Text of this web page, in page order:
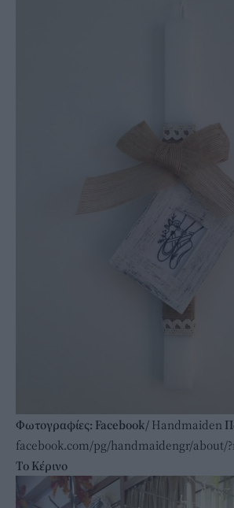
Φωτογραφίες: Facebook/ Handmaiden
facebook.com/pg/handmaidengr/about/
Τo Κέρινο